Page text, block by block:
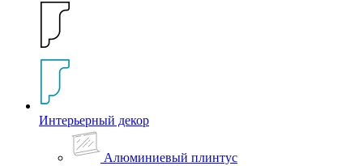
Интерьерный декор
Алюминиевый плинтус